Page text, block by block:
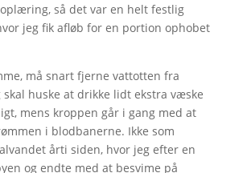
så det var en helt festlig
jeg fik afløb for en portion ophobet
må snart fjerne vattotten fra
huske at drikke lidt ekstra væske
mens kroppen går i gang med at
i blodbanerne. Ikke som
årti siden, hvor jeg efter en
og endte med at besvime på